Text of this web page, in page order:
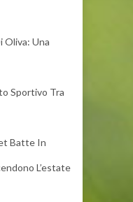
Oliva: Una
Sportivo Tra
Batte In
L’estate